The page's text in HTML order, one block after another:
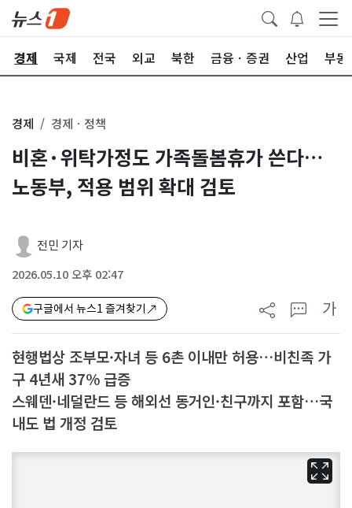
경제 국제 전국 외교 북한 금융ㆍ증권 산업 부동
경제 경제ㆍ정책
비혼·위탁가정도 가족돌봄휴가 쓴다…
노동부, 적용 범위 확대 검토
전민 기자
2026.05.10 오후 02:47
구글에서 뉴스1 즐겨찾기 가
현행법상 조부모·자녀 등 6촌 이내만 허용…비친족 가
구 4년새 37% 급증
스웨덴·네덜란드 등 해외선 동거인·친구까지 포함…국
내도 법 개정 검토